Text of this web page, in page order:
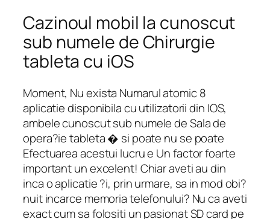
Cazinoul mobil la cunoscut
sub numele de Chirurgie
tableta cu iOS
Moment, Nu exista Numarul atomic 8
aplicatie disponibila cu utilizatorii din IOS,
ambele cunoscut sub numele de Sala de
opera?ie tableta � si poate nu se poate
Efectuarea acestui lucru e Un factor foarte
important un excelent! Chiar aveti au din
inca o aplicatie ?i, prin urmare, sa in mod obi?
nuit incarce memoria telefonului? Nu ca aveti
exact cum sa folositi un pasionat SD card pe